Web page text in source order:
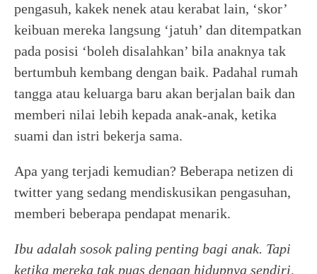
pengasuh, kakek nenek atau kerabat lain, ‘skor’
keibuan mereka langsung ‘jatuh’ dan ditempatkan
pada posisi ‘boleh disalahkan’ bila anaknya tak
bertumbuh kembang dengan baik. Padahal rumah
tangga atau keluarga baru akan berjalan baik dan
memberi nilai lebih kepada anak-anak, ketika
suami dan istri bekerja sama.
Apa yang terjadi kemudian? Beberapa netizen di
twitter yang sedang mendiskusikan pengasuhan,
memberi beberapa pendapat menarik.
Ibu adalah sosok paling penting bagi anak. Tapi
ketika mereka tak puas dengan hidupnya sendiri,